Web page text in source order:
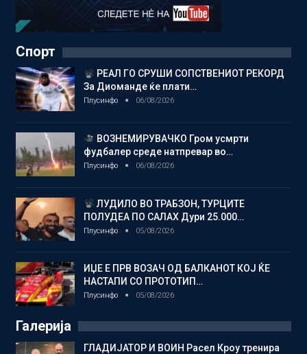
Спорт
РЕАЛ ГО СРУШИ СОПСТВЕНИОТ РЕКОРД
За Диоманде ќе плати…
Плусинфо 06/08/2026
ВОЗНЕМИРУВАЧКО Гром усмрти
фудбалер среде натпревар во…
Плусинфо 06/08/2026
ЛУДИЛО ВО ТРАБЗОН, ТУРЦИТЕ
ПОЛУДЕА ПО САЛАХ Дури 25.000…
Плусинфо 05/08/2026
ИЏЕ Е ПРВ ВОЗАЧ ОД БАЛКАНОТ КОЈ ЌЕ
НАСТАПИ СО ПРОТОТИП…
Плусинфо 05/08/2026
Галерија
ГЛАДИЈАТОР И ВОИН Расел Кроу тренира